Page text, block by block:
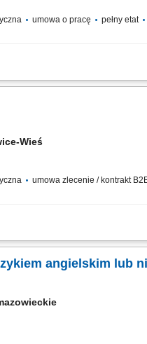
umowa o pracę pełny etat
przygotowywaniu potraw
Wieś
umowa zlecenie / kontrakt
zgodnie z jadłospisem;
angielskim lub